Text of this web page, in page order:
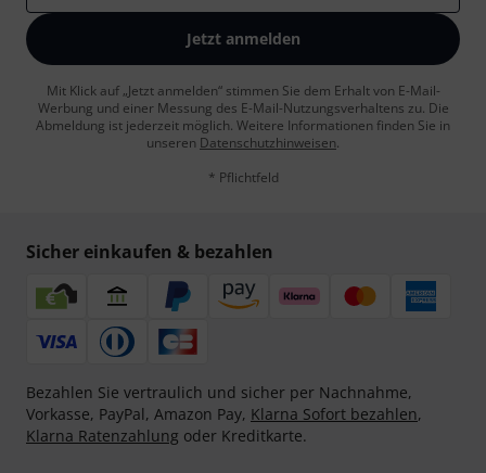
Jetzt anmelden
Mit Klick auf „Jetzt anmelden“ stimmen Sie dem Erhalt von E-Mail-
Werbung und einer Messung des E-Mail-Nutzungsverhaltens zu. Die
Abmeldung ist jederzeit möglich. Weitere Informationen finden Sie in
unseren Datenschutzhinweisen.
* Pflichtfeld
Sicher einkaufen & bezahlen
Bezahlen Sie vertraulich und sicher per Nachnahme,
Vorkasse, PayPal, Amazon Pay, Klarna Sofort bezahlen,
Klarna Ratenzahlung oder Kreditkarte.